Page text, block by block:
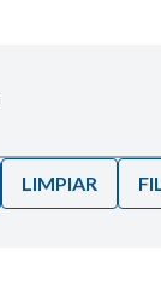
LIMPIAR